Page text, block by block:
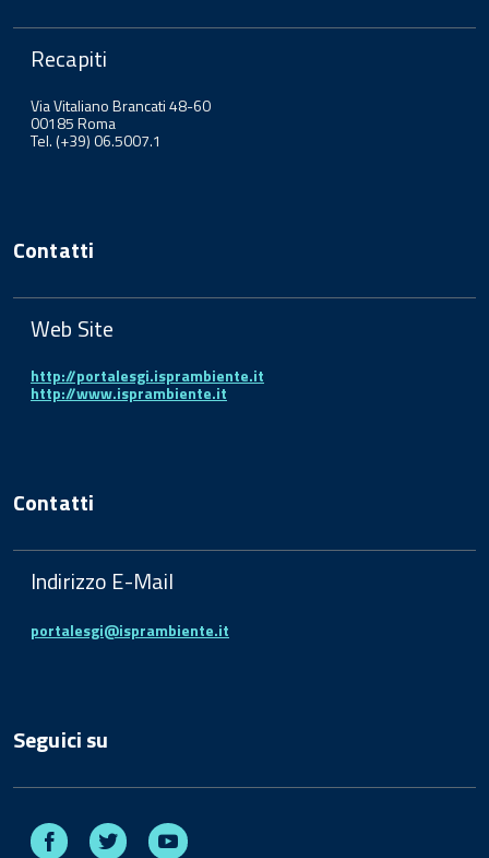
Recapiti
Via Vitaliano Brancati 48-60
00185 Roma
Tel. (+39) 06.5007.1
Contatti
Web Site
http://portalesgi.isprambiente.it
http://www.isprambiente.it
Contatti
Indirizzo E-Mail
portalesgi@isprambiente.it
Seguici su
Facebook Twitter